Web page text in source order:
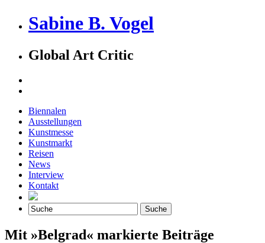
Sabine B. Vogel
Global Art Critic
Biennalen
Ausstellungen
Kunstmesse
Kunstmarkt
Reisen
News
Interview
Kontakt
Mit »Belgrad« markierte Beiträge